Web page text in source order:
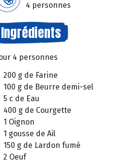
4 personnes
Ingrédients
4 personnes
200 g de Farine
100 g de Beurre demi-sel
5 c de Eau
400 g de Courgette
1 Oignon
1 gousse de Ail
150 g de Lardon fumé
2 Oeuf